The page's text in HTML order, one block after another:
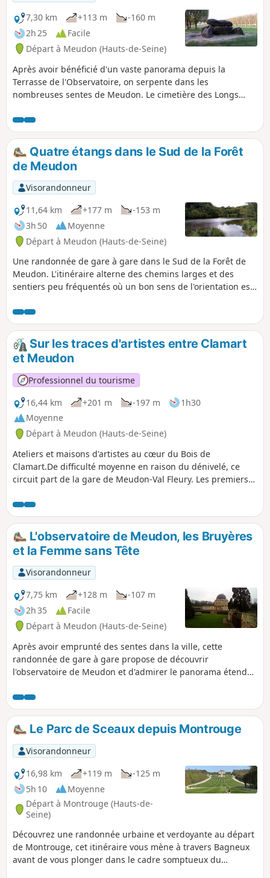
7,30 km
+113 m
-160 m
2h 25
Facile
Départ à Meudon (Hauts-de-Seine)
Après avoir bénéficié d'un vaste panorama depuis la
Terrasse de l'Observatoire, on serpente dans les
nombreuses sentes de Meudon. Le cimetière des Longs
Néolithique reconverti en sépulture moderne... Ce parcours
s'achève le long de la Seine et sur l'Île Seguin où est,
désormais, implanté un ensemble de salles de concert au
nom bien trouvé.
Quatre étangs dans le Sud de la Forêt
de Meudon
Visorandonneur
11,64 km
+177 m
-153 m
3h 50
Moyenne
Départ à Meudon (Hauts-de-Seine)
Une randonnée de gare à gare dans le Sud de la Forêt de
Meudon. L'itinéraire alterne des chemins larges et des
sentiers peu fréquentés où un bon sens de l'orientation est
étangs et on rencontre un petit menhir du Néolithique.
Sur les traces d'artistes entre Clamart
et Meudon
Professionnel du tourisme
16,44 km
+201 m -197 m
1h30
Moyenne
Départ à Meudon (Hauts-de-Seine)
Ateliers et maisons d'artistes au cœur du Bois de
Clamart.De difficulté moyenne en raison du dénivelé, ce
circuit part de la gare de Meudon-Val Fleury. Les premiers
maisons artistes. Sur votre chemin, n'hésitez pas à effectuer
un arrêt à la Maison-atelier de Rodin qui surplombe Paris et
la Seine dans un décor verdoyant. D'autres lieux au charme
confidentiel tels que la Fondation Arp agrémenteront votre
trajet. La suite de votre itinéraire s'effectue principalement
dans les bois où vous découvrirez l'étang de Meudon et
apercevrez l'étang de Chalais bordé par l'imposant Hangar
Y.
L'observatoire de Meudon, les Bruyères
et la Femme sans Tête
Visorandonneur
7,75 km
+128 m
-107 m
2h 35
Facile
Départ à Meudon (Hauts-de-Seine)
Après avoir emprunté des sentes dans la ville, cette
randonnée de gare à gare propose de découvrir
l'observatoire de Meudon et d'admirer le panorama étendu
l'itinéraire se déroule essentiellement en forêt.
Le Parc de Sceaux depuis Montrouge
Visorandonneur
16,98 km
+119 m
-125 m
5h 10
Moyenne
Départ à Montrouge (Hauts-de-
Seine)
Découvrez une randonnée urbaine et verdoyante au départ
de Montrouge, cet itinéraire vous mène à travers Bagneux
avant de vous plonger dans le cadre somptueux du